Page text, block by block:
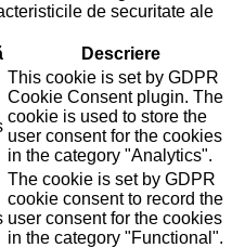
de securitate ale
Descriere
This cookie is set by GDPR
Cookie Consent plugin. The
cookie is used to store the
user consent for the cookies
in the category "Analytics".
The cookie is set by GDPR
cookie consent to record the
user consent for the cookies
in the category "Functional".